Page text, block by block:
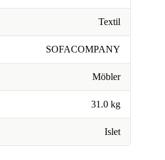
Textil
SOFACOMPANY
Möbler
31.0 kg
Islet